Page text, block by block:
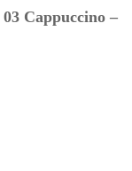
03 Cappuccino –